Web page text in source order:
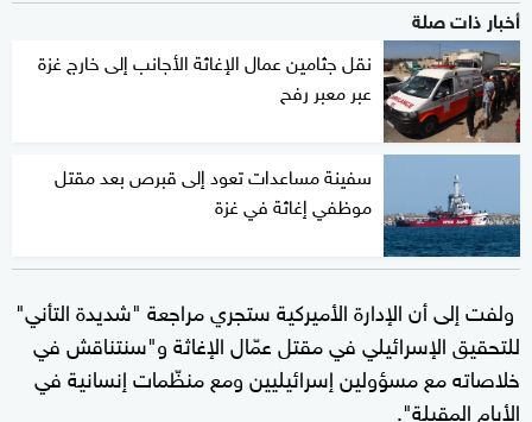
أخبار ذات صلة
نقل جثامين عمال الإغاثة الأجانب إلى خارج غزة
عبر معبر رفح
سفينة مساعدات تعود إلى قبرص بعد مقتل
موظفي إغاثة في غزة
ولفت إلى أن الإدارة الأميركية ستجري مراجعة "شديدة التأني"
للتحقيق الإسرائيلي في مقتل عمّال الإغاثة و"سنتناقش في
خلاصاته مع مسؤولين إسرائيليين ومع منظّمات إنسانية في
الأيام المقبلة".